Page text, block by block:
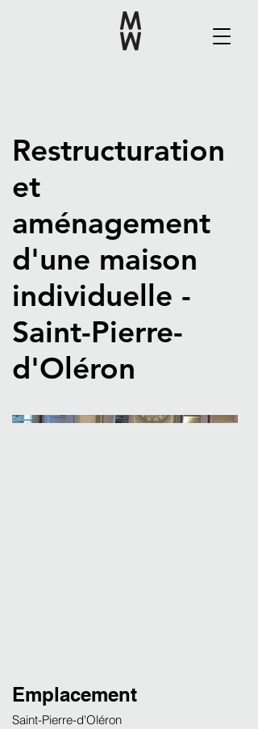
Restructuration
et
aménagement
d'une maison
individuelle -
Saint-Pierre-
d'Oléron
Emplacement
Saint-Pierre-d'Oléron